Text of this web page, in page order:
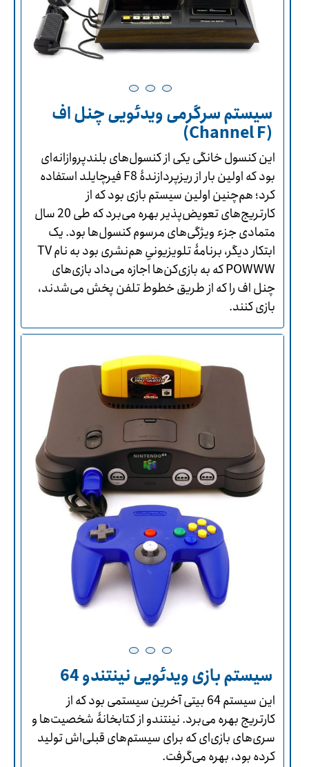
سیستم سرگرمی ویدئویی چنل اف
این کنسول خانگی یکی از کنسول‌های بلندپروازانه‌ای
بود که اولین بار از ریزپردازندۀ F8 فیرچایلد استفاده
کرد؛ هم‌چنین اولین سیستم بازی بود که از
کارتریج‌های تعویض‌پذیر بهره می‌برد که طی 20 سال
متمادی جزء ویژگی‌های مرسوم کنسول‌ها بود. یک
ابتکار دیگر، برنامۀ تلویزیونیِ هم‌نشری بود به نام TV
POWWW که به بازی‌کن‌ها اجازه می‌داد بازی‌های
چنل اف را که از طریق خطوط تلفن پخش می‌شدند،
بازی کنند.
سیستم بازی ویدئویی نینتندو 64
این سیستم 64 بیتی آخرین سیستمی بود که از
کارتریج بهره می‌برد. نینتندو از کتابخانۀ شخصیت‌ها و
سری‌های بازی‌ای که برای سیستم‌های قبلی‌اش تولید
کرده بود، بهره می‌گرفت.